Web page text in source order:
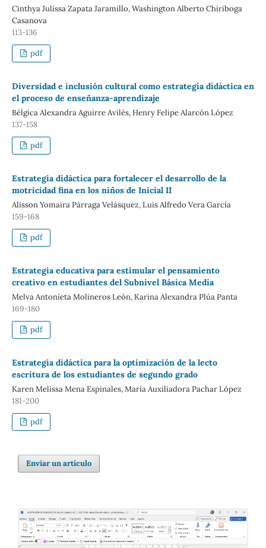
Cinthya Julissa Zapata Jaramillo, Washington Alberto Chiriboga
Casanova
113-136
pdf
Diversidad e inclusión cultural como estrategia didáctica en
el proceso de enseñanza-aprendizaje
Bélgica Alexandra Aguirre Avilés, Henry Felipe Alarcón López
137-158
pdf
Estrategia didáctica para fortalecer el desarrollo de la
motricidad fina en los niños de Inicial II
Alisson Yomaira Párraga Velásquez, Luis Alfredo Vera García
159-168
pdf
Estrategia educativa para estimular el pensamiento
creativo en estudiantes del Subnivel Básica Media
Melva Antonieta Molineros León, Karina Alexandra Plúa Panta
169-180
pdf
Estrategia didáctica para la optimización de la lecto
escritura de los estudiantes de segundo grado
Karen Melissa Mena Espinales, María Auxiliadora Pachar López
181-200
pdf
Enviar un artículo